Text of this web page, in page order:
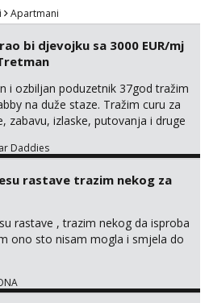
bez poroka.
Apartmani
bi djevojku sa 3000 EUR/mj
i ozbiljan poduzetnik 37god tražim
na duže staze. Tražim curu za
zabavu, izlaske, putovanja i druge
komunikativna, zgodna i atraktivna
Daddies
rastave trazim nekog za
rastave , trazim nekog da isproba
ono sto nisam mogla i smjela do